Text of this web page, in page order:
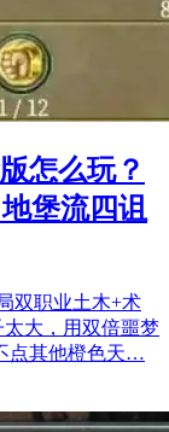
怎么玩？
堡流四诅
双职业土木+术
大，用双倍噩梦
点其他橙色天…